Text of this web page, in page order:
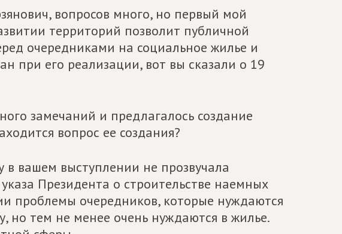
вопросов много, но первый мой
территорий позволит публичной
очередниками на социальное жилье и
при его реализации, вот вы сказали о 19
замечаний и предлагалось создание
вопрос ее создания?
в вашем выступлении не прозвучала
Президента о строительстве наемных
проблемы очередников, которые нуждаются
но тем не менее очень нуждаются в жилье.